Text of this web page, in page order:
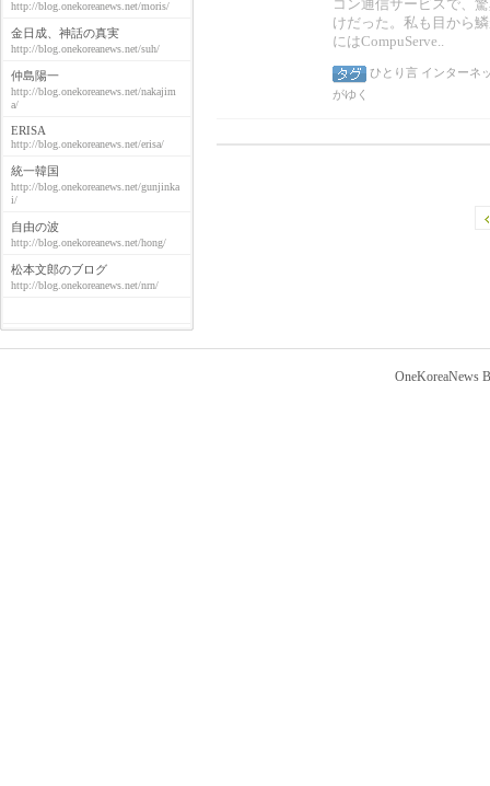
http://blog.onekoreanews.net/moris/
金日成、神話の真実
http://blog.onekoreanews.net/suh/
仲島陽一
http://blog.onekoreanews.net/nakajim
a/
ERISA
http://blog.onekoreanews.net/erisa/
統一韓国
http://blog.onekoreanews.net/gunjinka
i/
自由の波
http://blog.onekoreanews.net/hong/
松本文郎のブログ
http://blog.onekoreanews.net/nrn/
コン通信サービスで、
けだった。私も目か
にはCompuServe..
ひとり言 インターネ
がゆく
OneKoreaNews